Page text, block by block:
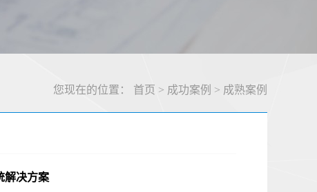
您现在的位置： 首页 > 成功案例 > 成熟案例
解决方案